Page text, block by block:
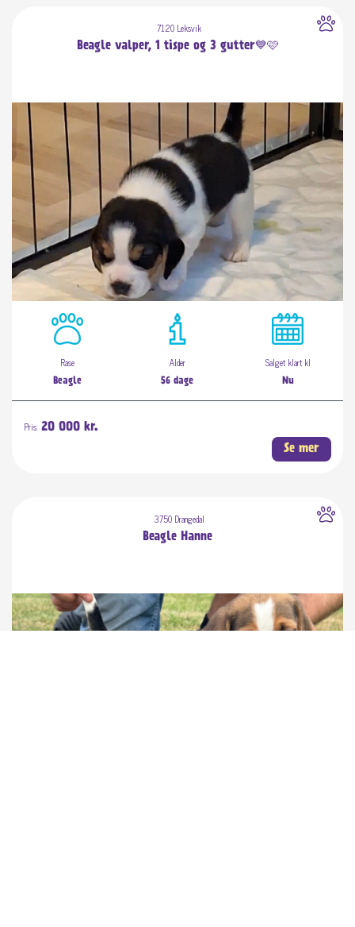
7120 Leksvik
Beagle valper, 1 tispe og 3 gutter💙🩷
Rase
Beagle
Alder
56 dage
Salget klart kl
Nu
Pris: 20 000 kr.
Se mer
3750 Drangedal
Beagle Hanne